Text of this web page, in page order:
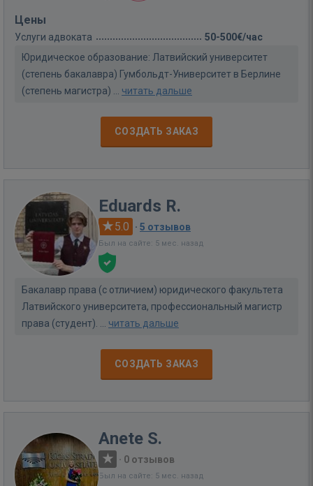
Цены
Услуги адвоката
50-500€/час
Юридическое образование: Латвийский университет
(степень бакалавра) Гумбольдт-Университет в Берлине
(степень магистра) ... читать дальше
СОЗДАТЬ ЗАКАЗ
Eduards R.
5.0 · 5 отзывов
Был на сайте: 5 мес. назад
Бакалавр права (с отличием) юридического факультета
Латвийского университета, профессиональный магистр
права (студент). ... читать дальше
СОЗДАТЬ ЗАКАЗ
Anete S.
· 0 отзывов
Был на сайте: 5 мес. назад